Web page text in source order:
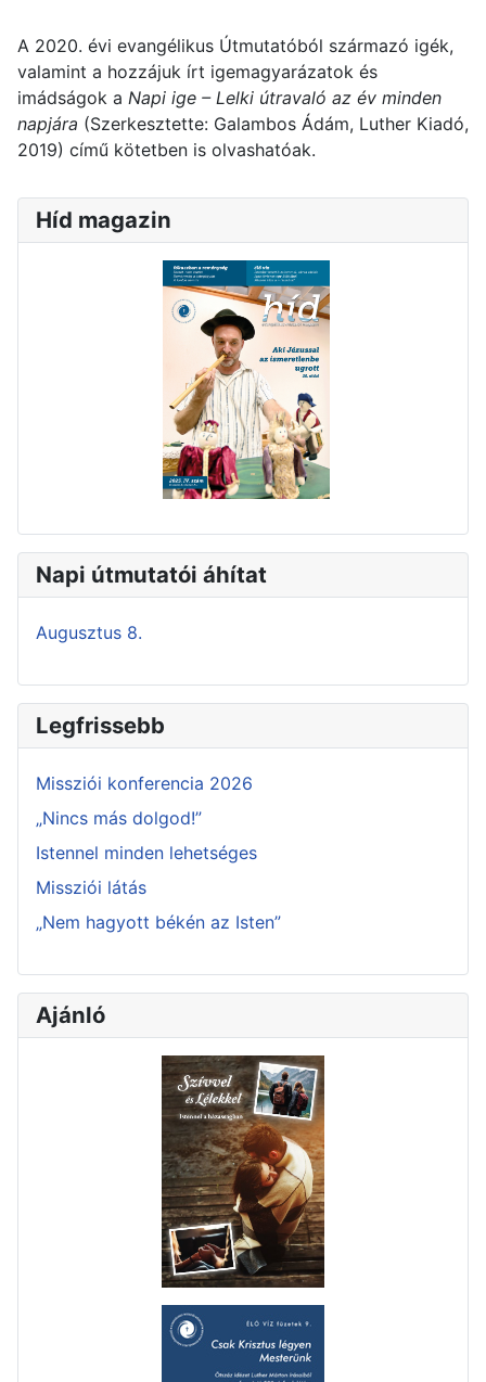
A 2020. évi evangélikus Útmutatóból származó igék,
valamint a hozzájuk írt igemagyarázatok és
imádságok a Napi ige – Lelki útravaló az év minden
napjára (Szerkesztette: Galambos Ádám, Luther Kiadó,
2019) című kötetben is olvashatóak.
Híd magazin
Napi útmutatói áhítat
Augusztus 8.
Legfrissebb
Missziói konferencia 2026
„Nincs más dolgod!”
Istennel minden lehetséges
Missziói látás
„Nem hagyott békén az Isten”
Ajánló